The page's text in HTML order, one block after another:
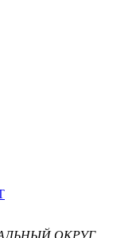
ОКРУГ